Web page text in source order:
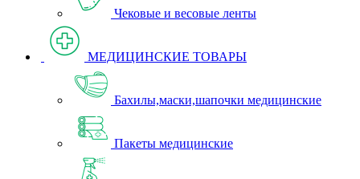
Чековые и весовые ленты
МЕДИЦИНСКИЕ ТОВАРЫ
Бахилы,маски,шапочки медицинские
Пакеты медицинские